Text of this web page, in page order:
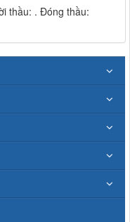
thầu: . Đóng thầu: